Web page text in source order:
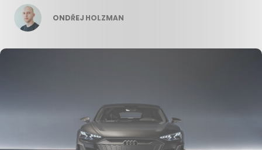
ONDŘEJ HOLZMAN